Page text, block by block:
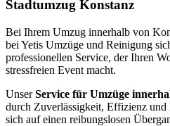
Stadtumzug Konstanz
Bei Ihrem Umzug innerhalb von
bei Yetis Umzüge und Reinigung
professionellen Service, der Ihren
stressfreien Event macht.
UnserService für Umzüge
durch Zuverlässigkeit, Effizienz und
sich auf einen reibungslosen